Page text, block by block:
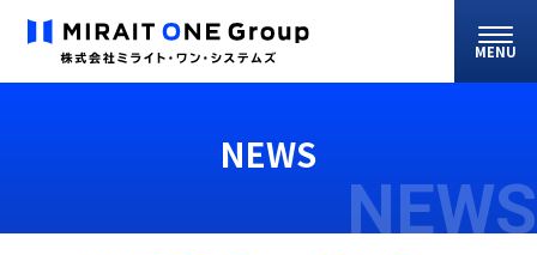
MENU
NEWS
NEWS